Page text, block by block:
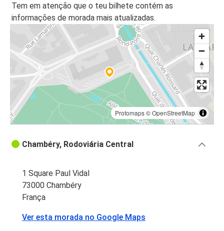
Tem em atenção que o teu bilhete contém as
informações de morada mais atualizadas.
Protomaps©OpenStreetMap
Chambéry, Rodoviária Central
1 Square Paul Vidal
73000 Chambéry
França
Ver esta morada no Google Maps